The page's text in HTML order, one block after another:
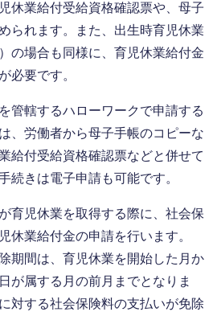
休業給付受給資格確認票や、母子
られます。また、出生時育児休業
の場合も同様に、育児休業給付金
必要です。
管轄するハローワークで申請する
、労働者から母子手帳のコピーな
給付受給資格確認票などと併せて
続きは電子申請も可能です。
育児休業を取得する際に、社会保
休業給付金の申請を行います。
期間は、育児休業を開始した月か
が属する月の前月までとなりま
対する社会保険料の支払いが免除